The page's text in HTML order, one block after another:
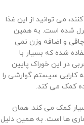
می کنند، می توانید از این غذا
شده است. به همین
و اضافه وزن نمی
شده که بسیار با
در این خوراک پایین
کارایی سیستم گوارشی را
کمک می کند.
کمک می کند. همان
ها است. به همین دلیل